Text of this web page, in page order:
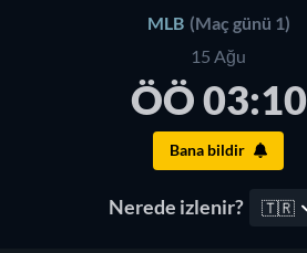
MLB (Maç günü 1)
15 Ağu
ÖÖ 03:10
Bana bildir
Nerede izlenir? 🇹🇷